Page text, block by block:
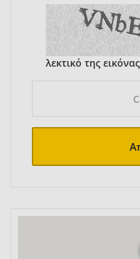
λεκτικό της